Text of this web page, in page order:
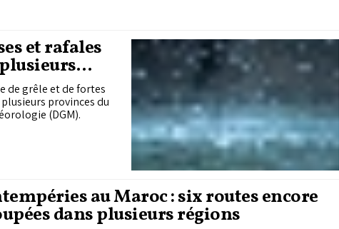
et rafales
de grêle et de fortes
provinces du
(DGM).
au Maroc : six routes encore
dans plusieurs régions